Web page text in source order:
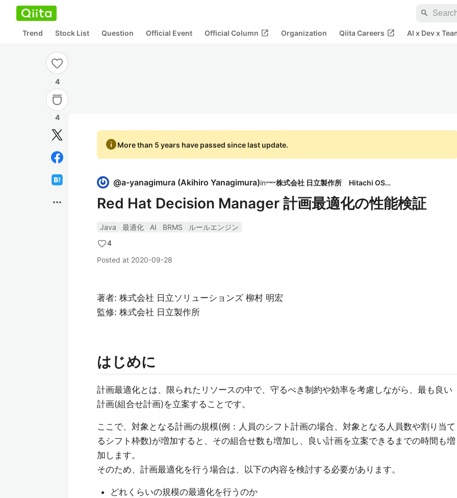
search
Trend Stock List Question Official Event Official Column open_in_new Organization Qiita Careers open_in_new AI x Dev x
4
4
more_horiz
infoMore than 5 years have passed since last update.
@a-yanagimura (Akihiro Yanagimura)in 株式会社 日立製作所 Hitachi OSPO
Red Hat Decision Manager 計画最適化の性能検証
Java 最適化 AI BRMS
ルールエンジン
4
Posted at 2020-09-28
著者: 株式会社 日立ソリューションズ 柳村 明宏
監修: 株式会社 日立製作所
はじめに
計画最適化とは、限られたリソースの中で、守るべき制約や効率を考慮しながら、最も良い
計画(組合せ計画)を立案することです。
ここで、対象となる計画の規模(例：人員のシフト計画の場合、対象となる人員数や割り当て
るシフト枠数)が増加すると、その組合せ数も増加し、良い計画を立案できるまでの時間も増
加します。
そのため、計画最適化を行う場合は、以下の内容を検討する必要があります。
どれくらいの規模の最適化を行うのか